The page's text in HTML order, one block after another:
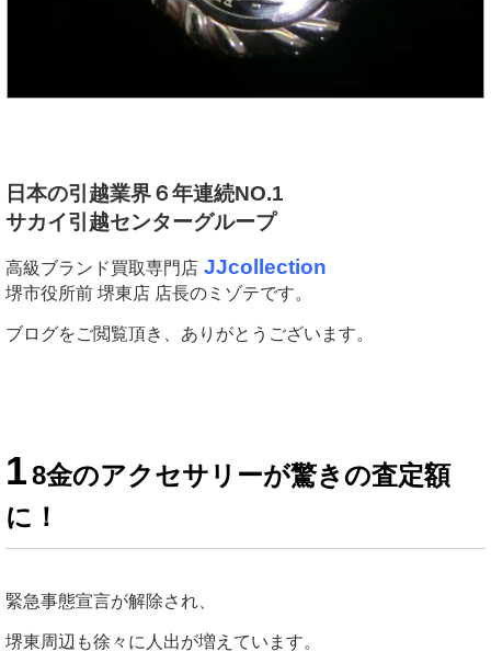
日本の引越業界６年連続NO.1
サカイ引越センターグループ
高級ブランド買取専門店 JJcollection
堺市役所前 堺東店 店長のミゾテです。
ブログをご閲覧頂き、ありがとうございます。
18金のアクセサリーが驚きの査定額
に！
緊急事態宣言が解除され、
堺東周辺も徐々に人出が増えています。